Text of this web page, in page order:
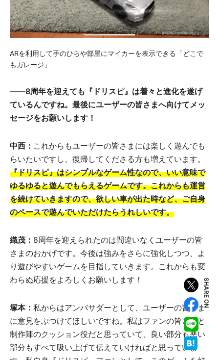
ARを利用して手のひらや部屋にマイカーを表示できる「どこで
もガレージ」
――8周年を迎えても『ドリスピ』は着々と進化を遂げ
ているんですね。最後にユーザーの皆さまへ向けてメッ
セージをお願いします！
中西： これからもユーザーの皆さまには楽しく遊んでも
らいたいですし、復帰してくださる方も増えています。
『ドリスピ』はシンプルなゲーム性なので、いい意味で
ゆるゆると遊んでもらえるゲームです。これからも運営
を続けていきますので、欲しい車が出た時など、ご自身
のペースで遊んでいただけたらうれしいです。
織茂 ： 8周年を迎えられたのは間違いなくユーザーの皆
さまのおかげです。今後は強みをさらに強化しつつ、よ
り遊びやすいゲームを目指していきます。これからも変
わらぬ応援をよろしくお願いします！
塚本： 私からはアンバサダーとして、ユーザーの皆さま
に意見をぶつけてほしいですね。私はファンの皆さまと
制作陣のクッション役だと思っていて、良い部分も悪い
部分もすべて吸い上げて伝えていければと思っていま
SHARE ON